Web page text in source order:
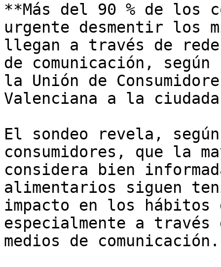
**Más del 90 % de los
urgente desmentir los
llegan a través de
de comunicación,
la Unión de
Valenciana a la
El sondeo revela,
consumidores, que la
considera bien
alimentarios siguen
impacto en los
especialmente a
medios de comunicación.